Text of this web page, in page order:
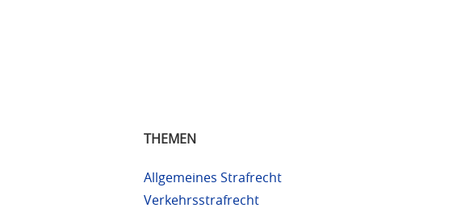
THEMEN
Allgemeines Strafrecht
Verkehrsstrafrecht